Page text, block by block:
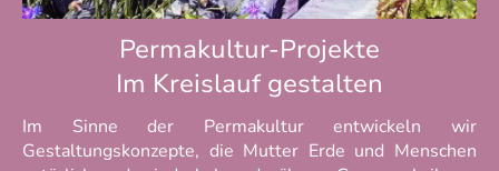
Permakultur-Projekte
Im Kreislauf gestalten
Im Sinne der Permakultur entwickeln wir
Gestaltungskonzepte, die Mutter Erde und Menschen